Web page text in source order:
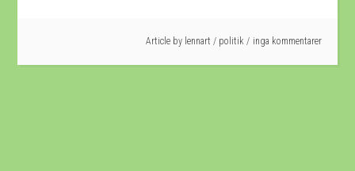
Article by lennart / politik inga kommentarer